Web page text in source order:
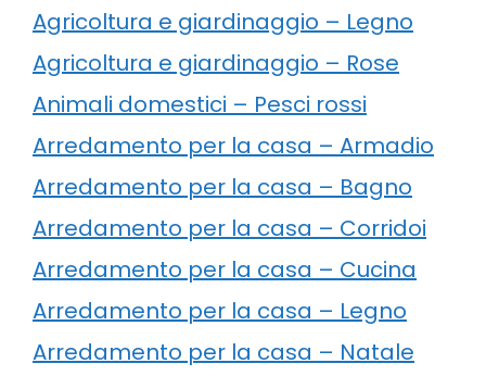
Agricoltura e giardinaggio – Legno
Agricoltura e giardinaggio – Rose
Animali domestici – Pesci rossi
Arredamento per la casa – Armadio
Arredamento per la casa – Bagno
Arredamento per la casa – Corridoi
Arredamento per la casa – Cucina
Arredamento per la casa – Legno
Arredamento per la casa – Natale